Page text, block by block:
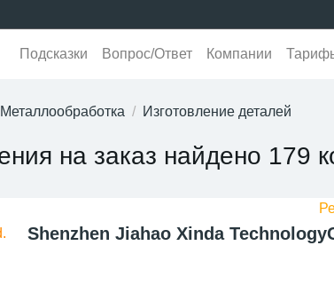
Подсказки Вопрос/Ответ Компании
Металлообработка Изготовление деталей
на заказ найдено 179
Shenzhen Jiahao Xinda